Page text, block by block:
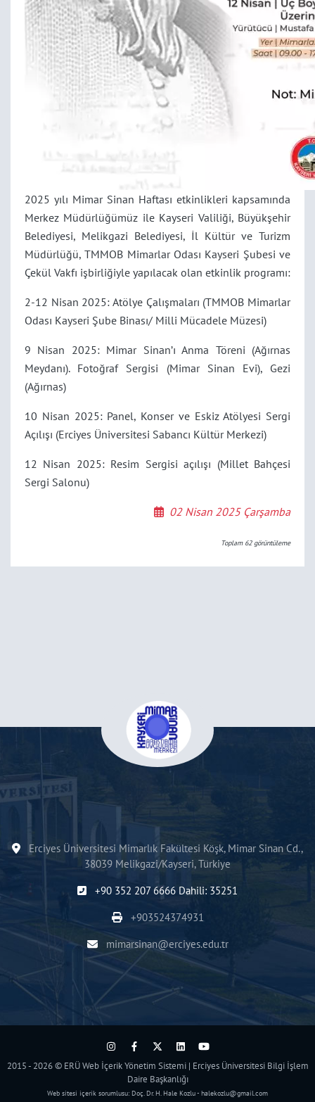
2025 yılı Mimar Sinan Haftası etkinlikleri kapsamında
Merkez Müdürlüğümüz ile Kayseri Valiliği, Büyükşehir
Belediyesi, Melikgazi Belediyesi, İl Kültür ve Turizm
Müdürlüğü, TMMOB Mimarlar Odası Kayseri Şubesi ve
Çekül Vakfı işbirliğiyle yapılacak olan etkinlik programı:
2-12 Nisan 2025: Atölye Çalışmaları (TMMOB Mimarlar
Odası Kayseri Şube Binası/ Milli Mücadele Müzesi)
9 Nisan 2025: Mimar Sinan’ı Anma Töreni (Ağırnas
Meydanı). Fotoğraf Sergisi (Mimar Sinan Evi), Gezi
(Ağırnas)
10 Nisan 2025: Panel, Konser ve Eskiz Atölyesi Sergi
Açılışı (Erciyes Üniversitesi Sabancı Kültür Merkezi)
12 Nisan 2025: Resim Sergisi açılışı (Millet Bahçesi
Sergi Salonu)
02 Nisan 2025 Çarşamba
Toplam 62görüntüleme
Erciyes Üniversitesi Mimarlık Fakültesi Köşk, Mimar Sinan Cd.,
38039 Melikgazi/Kayseri, Türkiye
+90 352 207 6666 Dahili: 35251
+903524374931
mimarsinan@erciyes.edu.tr
2015 - 2026 © ERÜ Web İçerik Yönetim Sistemi | Erciyes Üniversitesi Bilgi İşlem
Daire Başkanlığı
Web sitesi içerik sorumlusu: Doç. Dr. H. Hale Kozlu - halekozlu@gmail.com